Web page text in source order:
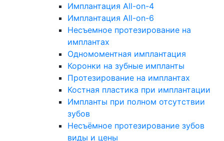
Имплантация All-on-4
Имплантация All-on-6
Несъемное протезирование на
имплантах
Одномоментная имплантация
Коронки на зубные импланты
Протезирование на имплантах
Костная пластика при имплантации
Импланты при полном отсутствии
зубов
Несъёмное протезирование зубов
виды и цены